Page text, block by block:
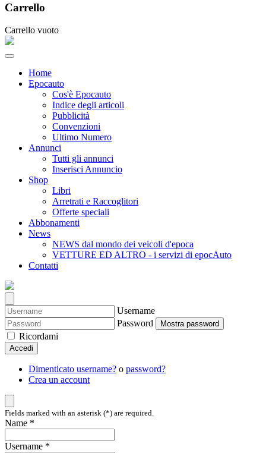
Carrello
Carrello vuoto
Home
Epocauto
Cos'è Epocauto
Indice degli articoli
Pubblicità
Convenzioni
Ultimo Numero
Annunci
Tutti gli annunci
Inserisci Annuncio
Shop
Libri
Arretrati e Raccoglitori
Offerte speciali
Abbonamenti
News
NEWS dal mondo dei veicoli d'epoca
VETTURE ED ALTRO - i servizi di epocAuto
Contatti
Username
Password
Mostra password
Ricordami
Accedi
Dimenticato username? o password?
Crea un account
Fields marked with an asterisk (*) are required.
Name *
Username *